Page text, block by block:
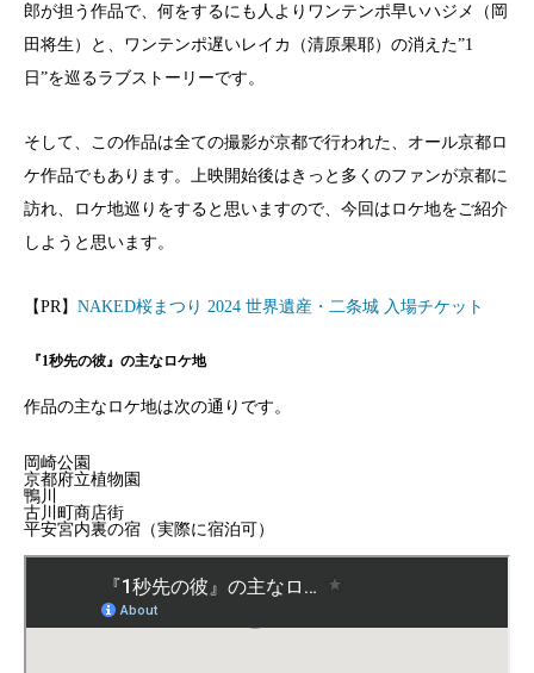
郎が担う作品で、何をするにも人よりワンテンポ早いハジメ（岡
田将生）と、ワンテンポ遅いレイカ（清原果耶）の消えた”1
日”を巡るラブストーリーです。
そして、この作品は全ての撮影が京都で行われた、オール京都ロ
ケ作品でもあります。上映開始後はきっと多くのファンが京都に
訪れ、ロケ地巡りをすると思いますので、今回はロケ地をご紹介
しようと思います。
【PR】 NAKED桜まつり 2024 世界遺産・二条城 入場チケット
『1秒先の彼』の主なロケ地
作品の主なロケ地は次の通りです。
岡崎公園
京都府立植物園
鴨川
古川町商店街
平安宮内裏の宿（実際に宿泊可）